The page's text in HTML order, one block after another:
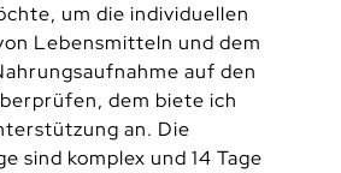
um die individuellen
Lebensmitteln und dem
auf den
dem biete ich
an. Die
sind komplex und 14 Tage